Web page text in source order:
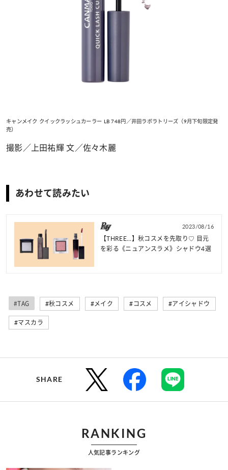
キャンメイク クイックラッシュカーラー LB 748円／井田ラボラトリーズ（9月下旬限定発
売）
撮影／上田祐輝 文／佐々木麗
あわせて読みたい
2023/08/16
【THREE…】秋コスメを先取り♡ 目元
を彩る《ニュアンスラメ》シャドウ4選
#TAG #秋コスメ #メイク #コスメ #アイシャドウ
#マスカラ
SHARE
RANKING
人気記事ランキング